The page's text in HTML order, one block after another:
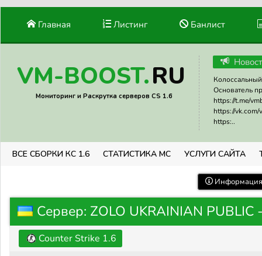
Главная Листинг Банлист
VM-BOOST.RU
Мониторинг и Раскрутка серверов CS 1.6
Основатель
https://t.me/
https://vk.com/
https:..
ВСЕ СБОРКИ КС 1.6 СТАТИСТИКА МС УСЛУГИ САЙТА
Сервер: ZOLO UKRAINIAN
Counter Strike 1.6